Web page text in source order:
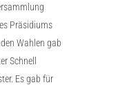
Präsidiums
Wahlen gab
Schnell
Es gab für